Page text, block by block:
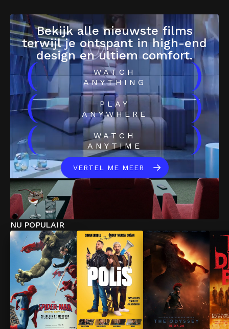
Bekijk alle nieuwste films
terwijl je ontspant in high-end
design en ultiem comfort.
(
WATCH
ANYTHING
)
(
PLAY
ANYWHERE
)
(
WATCH
ANYTIME
)
VERTEL ME MEER
NU POPULAIR